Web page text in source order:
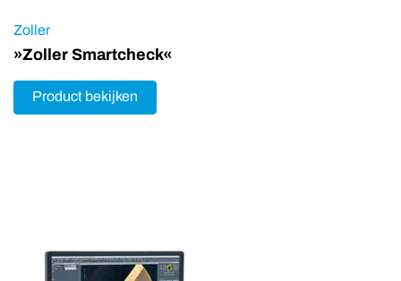
Zoller
»Zoller Smartcheck«
Product bekijken